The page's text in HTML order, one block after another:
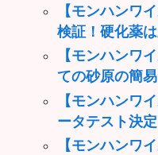
【モンハンワ
検証！硬化薬
【モンハンワ
ての砂原の簡
【モンハンワ
ータテスト決
【モンハンワ